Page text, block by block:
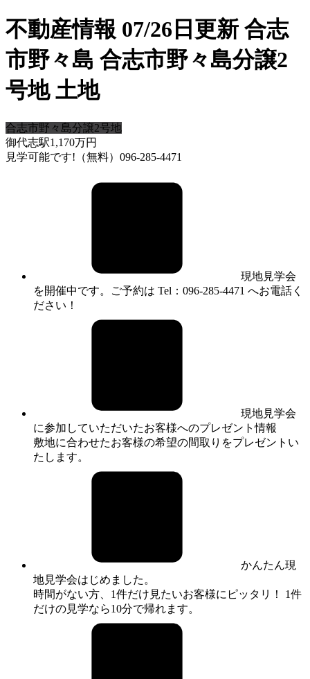
不動産情報 07/26日更新 合志
市野々島 合志市野々島分譲2
号地 土地
合志市野々島分譲2号地
御代志駅1,170万円
見学可能です!（無料）096-285-4471
現地見学会
を開催中です。ご予約は Tel：096-285-4471 へお電話く
ださい！
現地見学会
に参加していただいたお客様へのプレゼント情報
敷地に合わせたお客様の希望の間取りをプレゼントい
たします。
かんたん現
地見学会はじめました。
時間がない方、1件だけ見たいお客様にピッタリ！ 1件
だけの見学なら10分で帰れます。